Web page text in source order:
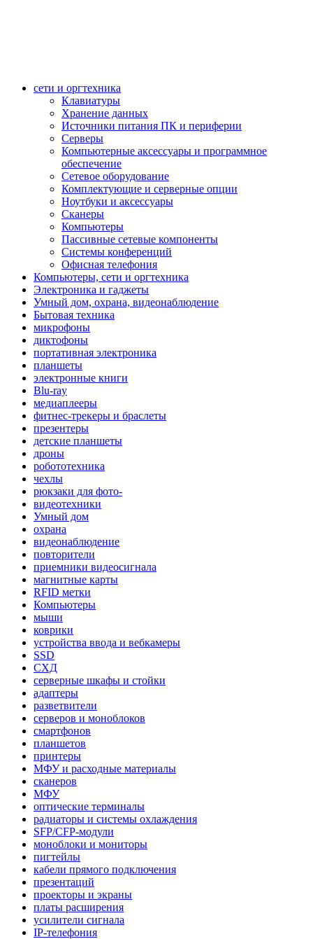
сети и оргтехника
Клавиатуры
Хранение данных
Источники питания ПК и периферии
Серверы
Компьютерные аксессуары и программное
обеспечение
Сетевое оборудование
Комплектующие и серверные опции
Ноутбуки и аксессуары
Сканеры
Компьютеры
Пассивные сетевые компоненты
Системы конференций
Офисная телефония
Компьютеры, сети и оргтехника
Электроника и гаджеты
Умный дом, охрана, видеонаблюдение
Бытовая техника
микрофоны
диктофоны
портативная электроника
планшеты
электронные книги
Blu-ray
медиаплееры
фитнес-трекеры и браслеты
презентеры
детские планшеты
дроны
робототехника
чехлы
рюкзаки для фото-
видеотехники
Умный дом
охрана
видеонаблюдение
повторители
приемники видеосигнала
магнитные карты
RFID метки
Компьютеры
мыши
коврики
устройства ввода и вебкамеры
SSD
СХД
серверные шкафы и стойки
адаптеры
разветвители
серверов и моноблоков
смартфонов
планшетов
принтеры
МФУ и расходные материалы
сканеров
МФУ
оптические терминалы
радиаторы и системы охлаждения
SFP/CFP-модули
моноблоки и мониторы
пигтейлы
кабели прямого подключения
презентаций
проекторы и экраны
платы расширения
усилители сигнала
IP-телефония